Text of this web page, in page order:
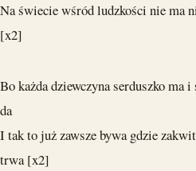
Na świecie wśród ludzkości nie ma
[x2]
Bo każda dziewczyna serduszko ma
da
I tak to już zawsze bywa gdzie
trwa [x2]